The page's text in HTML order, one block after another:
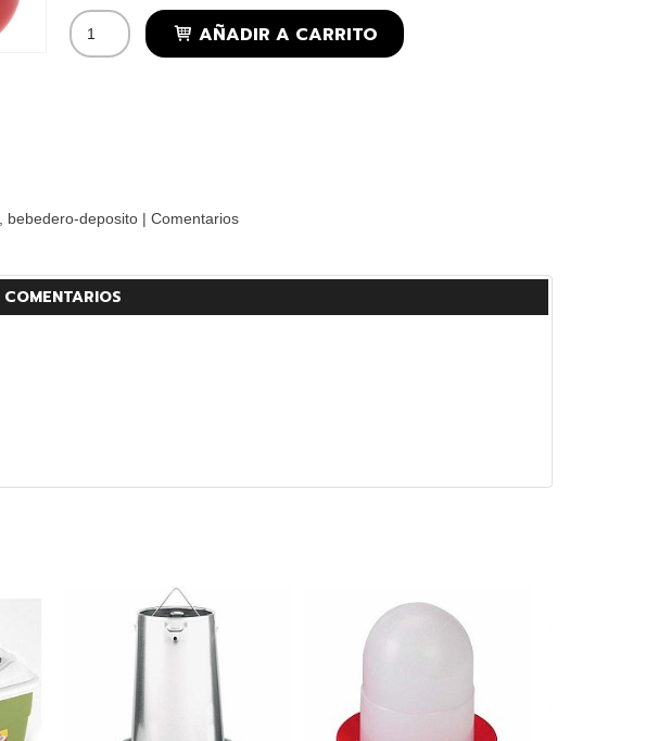
AÑADIR A CARRITO
bebedero-deposito | Comentarios
COMENTARIOS